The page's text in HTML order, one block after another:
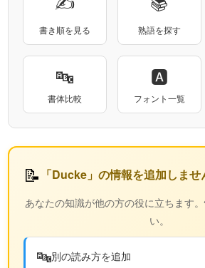
書き順を見る 熟語を探す
🔤
書体比較
🅰
フォント一覧
📝 「Ducke」の情報を追加しませ
あなたの知識が他の方の役に立ちます
い。
🔤別の読み方を追加